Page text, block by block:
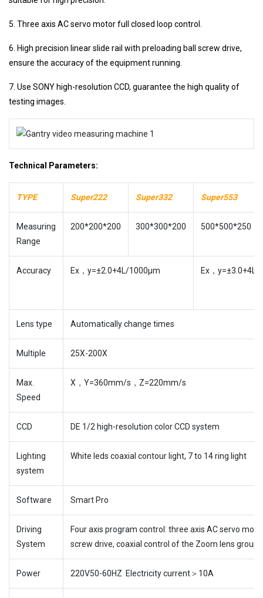
5. Three axis AC servo motor full closed loop control.
6. High precision linear slide rail with preloading ball screw drive,
ensure the accuracy of the equipment running.
7. Use SONY high-resolution CCD, guarantee the high quality of
testing images.
Technical Parameters:
TYPE Super222 Super332 Super553
Measuring
Range
200*200*200 300*300*200 500*500*250
Accuracy Ex，y=±2.0+4L/1000μm Ex，y=±3.0+4L/
Lens type Automatically change times
Multiple 25X-200X
Max.
Speed
X，Y=360mm/s，Z=220mm/s
CCD DE 1/2 high-resolution color CCD system
Lighting
system
White leds coaxial contour light, 7 to 14 ring light
Software Smart Pro
Driving
System
Four axis program control: three axis AC servo
screw drive, coaxial control of the Zoom lens group.
Power 220V50-60HZ Electricity current＞10A